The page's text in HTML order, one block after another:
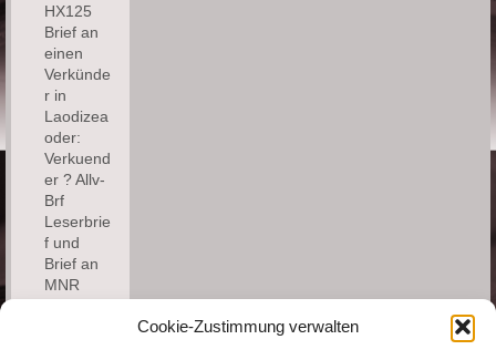
Cookie-Zustimmung verwalten
HX125
Brief an
einen
Verkünde
r in
Laodizea
oder:
Verkuend
er ? Allv-
Brf
Leserbrie
f und
Brief an
MNR